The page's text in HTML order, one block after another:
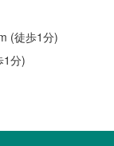
(徒歩1分)
1分)